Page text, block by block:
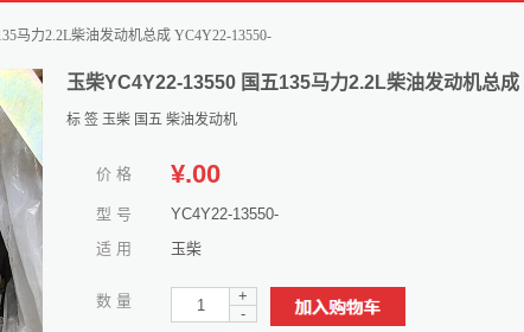
马力2.2L柴油发动机总成 YC4Y22-13550-
玉柴YC4Y22-13550 国五135马力2.2L柴油发动机总
标 签 玉柴 国五 柴油发动机
价 格 ¥.00
型 号
YC4Y22-13550-
适 用
玉柴
数 量
+
-